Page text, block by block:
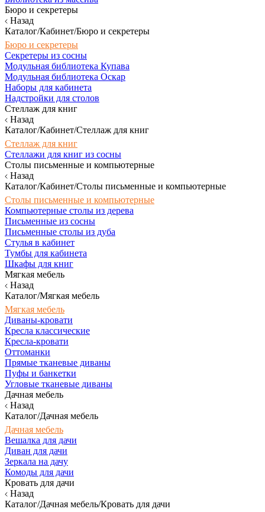
Бюро и секретеры
Назад
Каталог/Кабинет/Бюро и секретеры
Бюро и секретеры
Секретеры из сосны
Модульная библиотека Купава
Модульная библиотека Оскар
Наборы для кабинета
Надстройки для столов
Стеллаж для книг
Назад
Каталог/Кабинет/Стеллаж для книг
Стеллаж для книг
Стеллажи для книг из сосны
Столы письменные и компьютерные
Назад
Каталог/Кабинет/Столы письменные и компьютерные
Столы письменные и компьютерные
Компьютерные столы из дерева
Письменные из сосны
Письменные столы из дуба
Стулья в кабинет
Тумбы для кабинета
Шкафы для книг
Мягкая мебель
Назад
Каталог/Мягкая мебель
Мягкая мебель
Диваны-кровати
Кресла классические
Кресла-кровати
Оттоманки
Прямые тканевые диваны
Пуфы и банкетки
Угловые тканевые диваны
Дачная мебель
Назад
Каталог/Дачная мебель
Дачная мебель
Вешалка для дачи
Диван для дачи
Зеркала на дачу
Комоды для дачи
Кровать для дачи
Назад
Каталог/Дачная мебель/Кровать для дачи